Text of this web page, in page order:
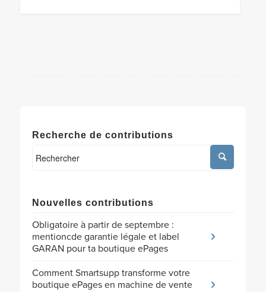
Recherche de contributions
Nouvelles contributions
Obligatoire à partir de septembre :
mentioncde garantie légale et label
GARAN pour ta boutique ePages
Comment Smartsupp transforme votre
boutique ePages en machine de vente